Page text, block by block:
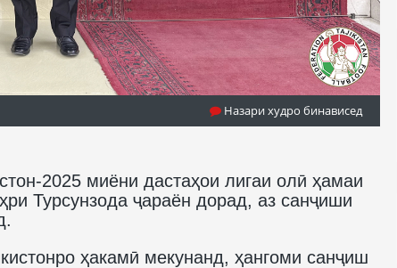
Назари худро бинависед
2025 миёни дастаҳои лигаи олӣ ҳамаи
Турсунзода ҷараён дорад, аз санҷиши
ҳакамӣ мекунанд, ҳангоми санҷиш